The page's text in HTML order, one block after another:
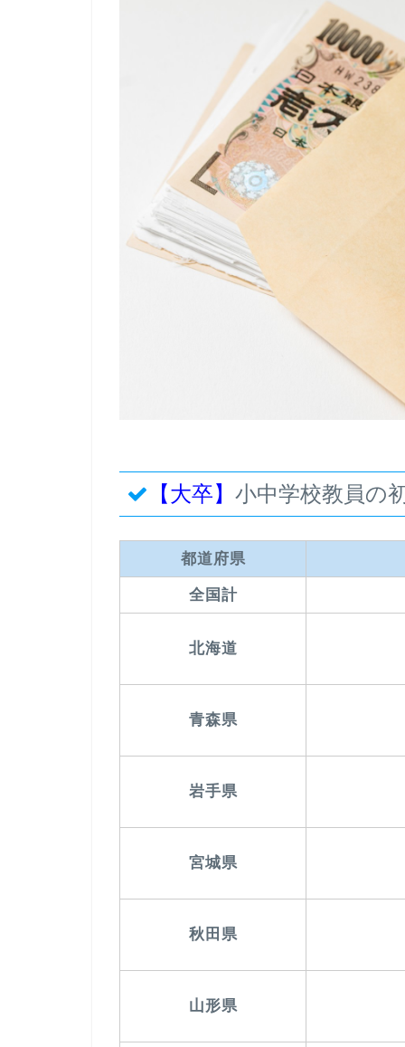
【大卒】 小中学校教員の
都道府県
全国計
北海道
青森県
岩手県
宮城県
秋田県
山形県